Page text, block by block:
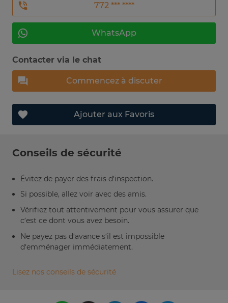
772 *** ****
WhatsApp
Contacter via le chat
Commencez à discuter
Ajouter aux Favoris
Conseils de sécurité
Évitez de payer des frais d’inspection.
Si possible, allez voir avec des amis.
Vérifiez tout attentivement pour vous assurer que
c’est ce dont vous avez besoin.
Ne payez pas d’avance s’il est impossible
d’emménager immédiatement.
Lisez nos conseils de sécurité